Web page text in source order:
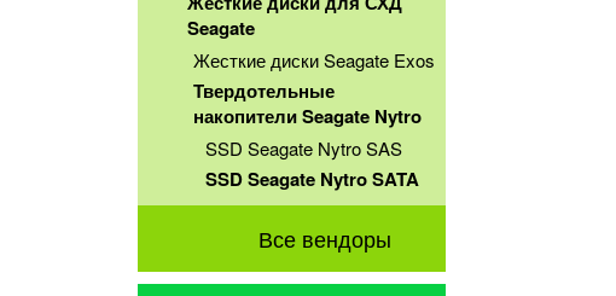
Seagate
Жесткие диски Seagate Exos
Твердотельные
накопители Seagate Nytro
SSD Seagate Nytro SAS
SSD Seagate Nytro SATA
Все вендоры